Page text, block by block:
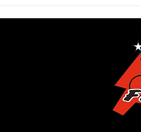
Vuelta, para Bennassar en un